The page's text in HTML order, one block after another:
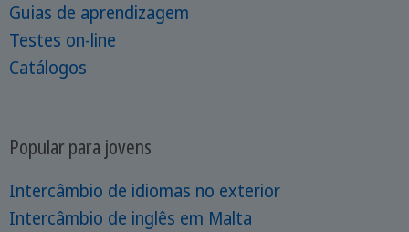
Guias de aprendizagem
Testes on-line
Catálogos
Popular para jovens
Intercâmbio de idiomas no exterior
Intercâmbio de inglês em Malta